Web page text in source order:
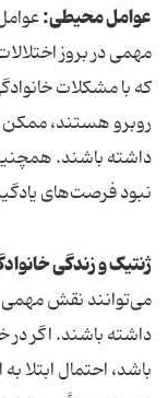
عوامل محیطی:
مهمی در بروز
که با مشکلات
روبرو هستند، ممکن
داشته باشند.
نبود فرصت‌های
ژنتیک و زندگی
می‌توانند نقش مهمی
داشته باشند. اگر در
باشد، احتمال ابتلا